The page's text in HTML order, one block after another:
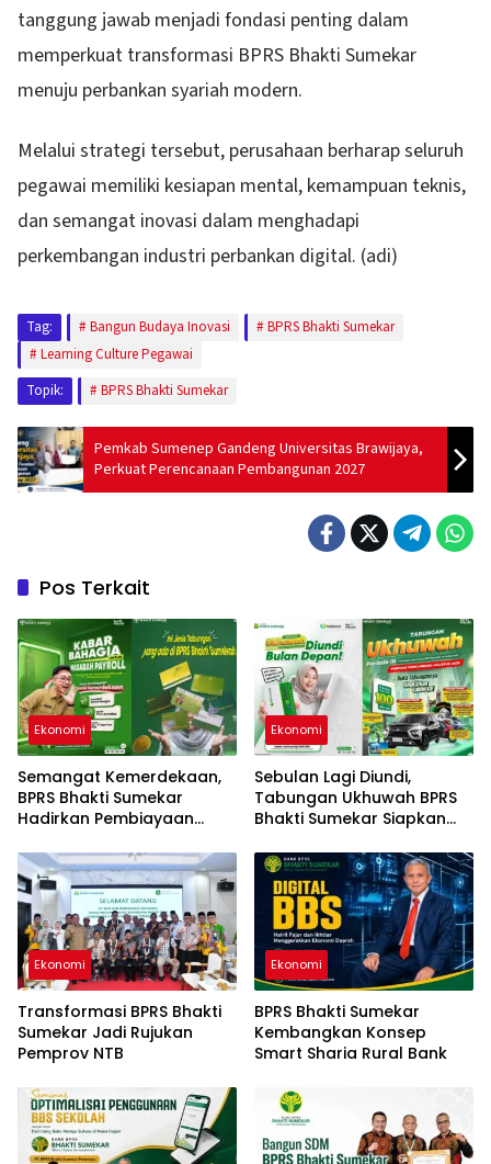
tanggung jawab menjadi fondasi penting dalam
memperkuat transformasi BPRS Bhakti Sumekar
menuju perbankan syariah modern.
Melalui strategi tersebut, perusahaan berharap seluruh
pegawai memiliki kesiapan mental, kemampuan teknis,
dan semangat inovasi dalam menghadapi
perkembangan industri perbankan digital. (adi)
Tag: Bangun Budaya Inovasi
BPRS Bhakti Sumekar
Learning Culture Pegawai
Topik:
BPRS Bhakti Sumekar
Pemkab Sumenep Gandeng Universitas Brawijaya,
Perkuat Perencanaan Pembangunan 2027
Pos Terkait
Ekonomi
Semangat Kemerdekaan,
BPRS Bhakti Sumekar
Hadirkan Pembiayaan
Nasabah Payroll
Ekonomi
Sebulan Lagi Diundi,
Tabungan Ukhuwah BPRS
Bhakti Sumekar Siapkan
Beragam Hadiah
Ekonomi
Transformasi BPRS Bhakti
Sumekar Jadi Rujukan
Pemprov NTB
Ekonomi
BPRS Bhakti Sumekar
Kembangkan Konsep
Smart Sharia Rural Bank